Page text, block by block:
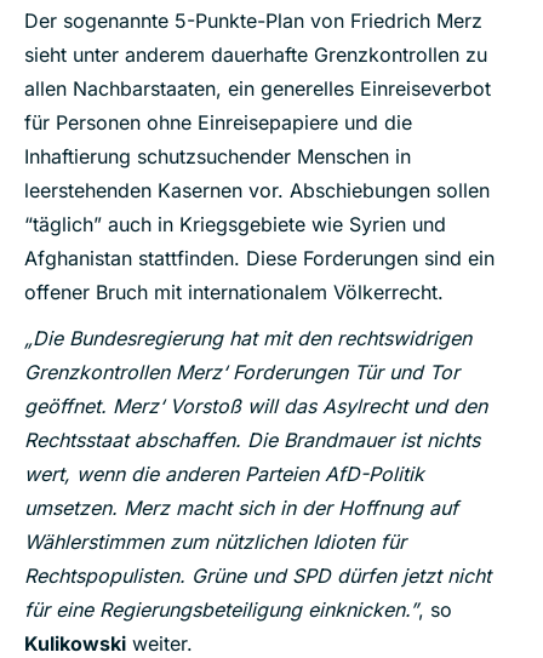
Der sogenannte 5-Punkte-Plan von Friedrich Merz
sieht unter anderem dauerhafte Grenzkontrollen zu
allen Nachbarstaaten, ein generelles Einreiseverbot
für Personen ohne Einreisepapiere und die
Inhaftierung schutzsuchender Menschen in
leerstehenden Kasernen vor. Abschiebungen sollen
“täglich” auch in Kriegsgebiete wie Syrien und
Afghanistan stattfinden. Diese Forderungen sind ein
offener Bruch mit internationalem Völkerrecht.
„Die Bundesregierung hat mit den rechtswidrigen
Grenzkontrollen Merz‘ Forderungen Tür und Tor
geöffnet. Merz‘ Vorstoß will das Asylrecht und den
Rechtsstaat abschaffen. Die Brandmauer ist nichts
wert, wenn die anderen Parteien AfD-Politik
umsetzen. Merz macht sich in der Hoffnung auf
Wählerstimmen zum nützlichen Idioten für
Rechtspopulisten. Grüne und SPD dürfen jetzt nicht
für eine Regierungsbeteiligung einknicken.”, so
Kulikowski weiter.